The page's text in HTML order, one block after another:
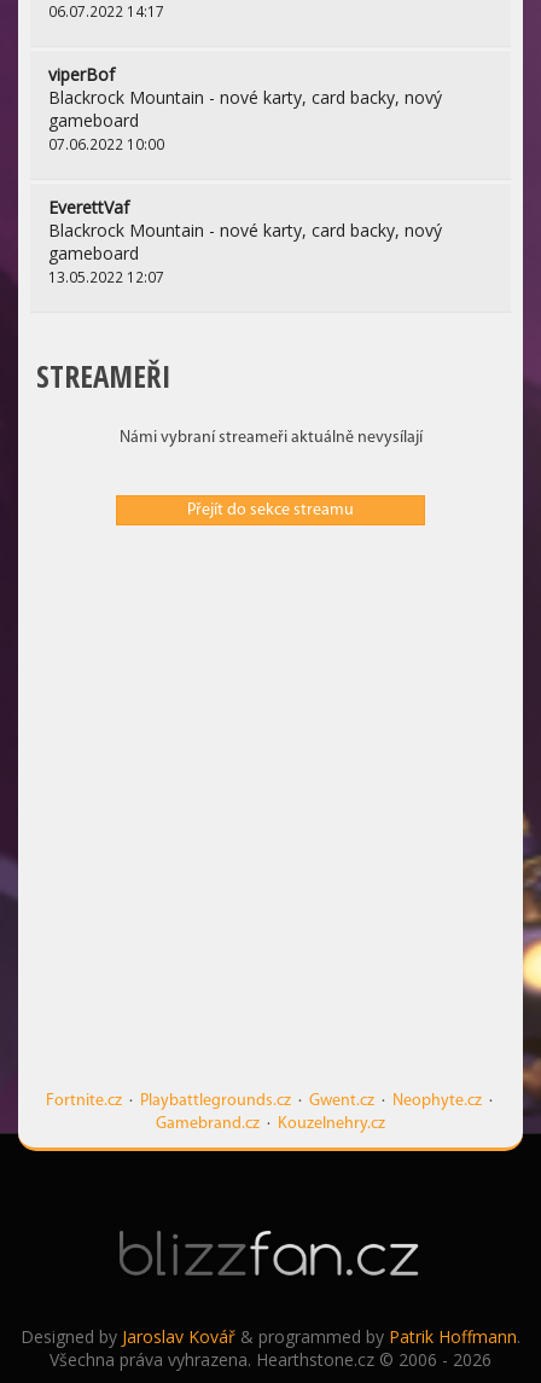
06.07.2022 14:17
viperBof
Blackrock Mountain - nové karty, card backy, nový
gameboard
07.06.2022 10:00
EverettVaf
Blackrock Mountain - nové karty, card backy, nový
gameboard
13.05.2022 12:07
STREAMEŘI
Námi vybraní streameři aktuálně nevysílají
Přejít do sekce streamu
Fortnite.cz· Playbattlegrounds.cz· Gwent.cz· Neophyte.cz·
Gamebrand.cz · Kouzelnehry.cz
Designed by Jaroslav Kovář & programmed by Patrik Hoffmann.
Všechna práva vyhrazena. Hearthstone.cz © 2006 - 2026